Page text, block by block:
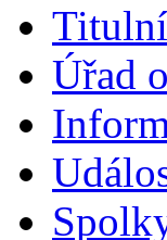
Úřad